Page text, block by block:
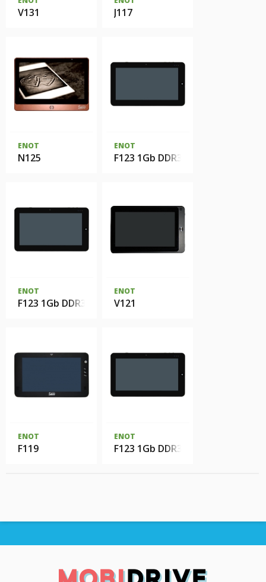
V131 J117
ENOT
N125
ENOT
F123 1Gb DDR3 32Gb SSD DOS
ENOT
F123 1Gb DDR3 16Gb SSD DOS
ENOT
V121
ENOT
F119
ENOT
F123 1Gb DDR3 32Gb SSD